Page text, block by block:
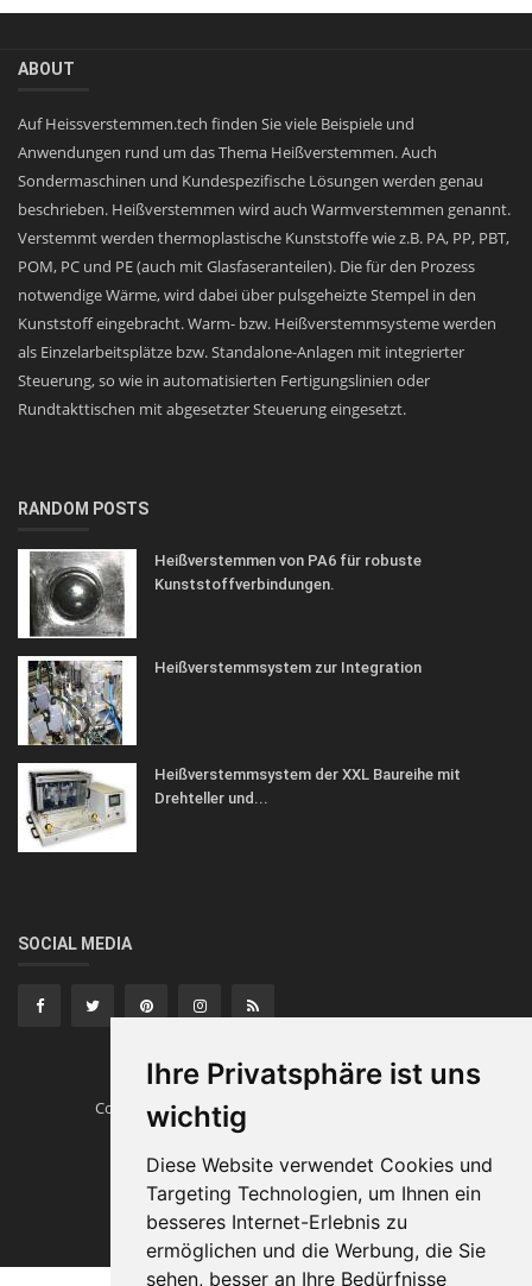
Ihre Privatsphäre ist uns
wichtig
Diese Website verwendet Cookies und
Targeting Technologien, um Ihnen ein
besseres Internet-Erlebnis zu
ermöglichen und die Werbung, die Sie
sehen, besser an Ihre Bedürfnisse
ABOUT
Auf Heissverstemmen.tech finden Sie viele Beispiele und
Anwendungen rund um das Thema Heißverstemmen. Auch
Sondermaschinen und Kundespezifische Lösungen werden genau
beschrieben. Heißverstemmen wird auch Warmverstemmen genannt.
Verstemmt werden thermoplastische Kunststoffe wie z.B. PA, PP, PBT,
POM, PC und PE (auch mit Glasfaseranteilen). Die für den Prozess
notwendige Wärme, wird dabei über pulsgeheizte Stempel in den
Kunststoff eingebracht. Warm- bzw. Heißverstemmsysteme werden
als Einzelarbeitsplätze bzw. Standalone-Anlagen mit integrierter
Steuerung, so wie in automatisierten Fertigungslinien oder
Rundtakttischen mit abgesetzter Steuerung eingesetzt.
RANDOM POSTS
Heißverstemmen von PA6 für robuste
Kunststoffverbindungen.
Heißverstemmsystem zur Integration
Heißverstemmsystem der XXL Baureihe mit
Drehteller und...
SOCIAL MEDIA
Copyright © Heissverstemmen.tech